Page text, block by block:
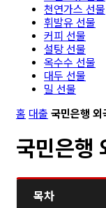
천연가스 선물
휘발유 선물
커피 선물
설탕 선물
옥수수 선물
대두 선물
밀 선물
홈 대출 국민은행 외
국민은행
목차